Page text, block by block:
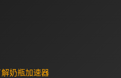
奶瓶加速器